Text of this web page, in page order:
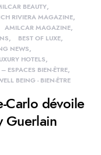
BEAUTY
RIVIERA MAGAZINE
AMILCAR MAGAZINE
BEST OF LUXE
NEWS
HOTELS
ESPACES BIEN-ÊTRE
BEING - BIEN-ÊTRE
Carlo dévoile
Guerlain